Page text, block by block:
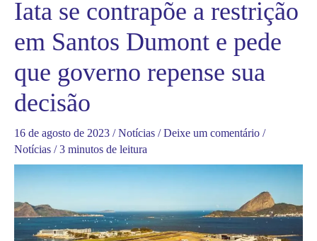
Iata se contrapõe a restrição
em Santos Dumont e pede
que governo repense sua
decisão
16 de agosto de 2023 /Notícias /Deixe um comentário /
Notícias /3 minutos de leitura